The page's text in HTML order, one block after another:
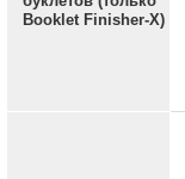
Booklet Finisher-X)